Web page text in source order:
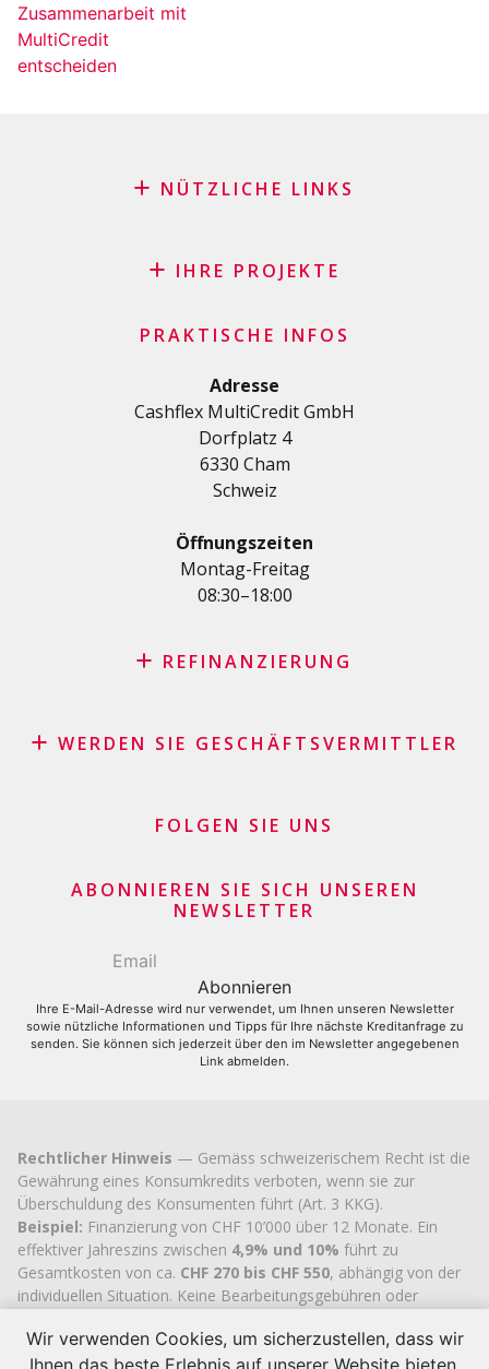
Zusammenarbeit mit
MultiCredit
entscheiden
NÜTZLICHE LINKS
Antrag auf Patenschaft
Wichtige Checkliste
Datenschutzerklärung
IHRE PROJEKTE
Renovierungs/Baukredit
AutoKredit
Kredite für Ihre Ausbildung
Medizinische Kredit
Kredite für Diverses
Privatkredit für Selbstständige
KMU-Kredit
Kreditkartenantrag
PRAKTISCHE INFOS
Adresse
Cashflex MultiCredit GmbH
Dorfplatz 4
6330 Cham
Schweiz
Öffnungszeiten
Montag-Freitag
08:30–18:00
REFINANZIERUNG
Schweiz
Darlehenskonsolidierung
Kreditkartenantrag
WERDEN SIE GESCHÄFTSVERMITTLER
Geschäftsvermittler Händler und Kaufleute
FOLGEN SIE UNS
ABONNIEREN SIE SICH UNSEREN
NEWSLETTER
Ihre E-Mail-Adresse wird nur verwendet, um Ihnen unseren Newsletter
sowie nützliche Informationen und Tipps für Ihre nächste Kreditanfrage zu
senden. Sie können sich jederzeit über den im Newsletter angegebenen
Link abmelden.
Rechtlicher Hinweis — Gemäss schweizerischem Recht ist die
Gewährung eines Konsumkredits verboten, wenn sie zur
Überschuldung des Konsumenten führt (Art. 3 KKG).
Beispiel: Finanzierung von CHF 10’000 über 12 Monate. Ein
effektiver Jahreszins zwischen 4,9% und 10% führt zu
Gesamtkosten von ca. CHF 270 bis CHF 550, abhängig von der
individuellen Situation. Keine Bearbeitungsgebühren oder
Cashflex MultiCredit GmbH , seit 2007 im Handelsregister des
Kantons Zug eingetragen (UIDCHE-113.592.711), verfügt über
Wir verwenden Cookies, um sicherzustellen, dass wir
Ihnen das beste Erlebnis auf unserer Website bieten.